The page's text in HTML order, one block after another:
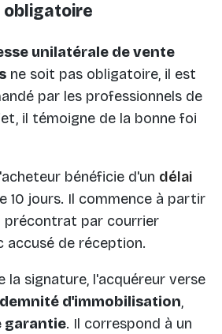
obligatoire
unilatérale de vente
ne soit pas obligatoire, il est
par les professionnels de
il témoigne de la bonne foi
bénéficie d'un délai
10 jours. Il commence à partir
précontrat par courrier
accusé de réception.
la signature, l'acquéreur verse
d'immobilisation,
garantie. Il correspond à un